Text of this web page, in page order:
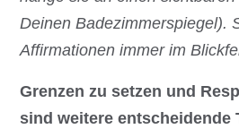
Deinen Badezimmerspiegel).
Affirmationen immer im
Grenzen zu setzen und
sind weitere entscheidende